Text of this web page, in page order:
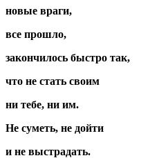
новые враги,
все прошло,
закончилось быстро так,
что не стать своим
ни тебе, ни им.
Не суметь, не дойти
и не выстрадать.